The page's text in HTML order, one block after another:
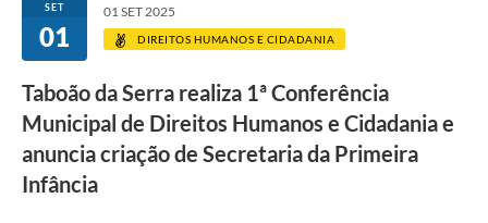
SET
01
01 SET 2025
DIREITOS HUMANOS E CIDADANIA
Taboão da Serra realiza 1ª Conferência
Municipal de Direitos Humanos e Cidadania e
anuncia criação de Secretaria da Primeira
Infância